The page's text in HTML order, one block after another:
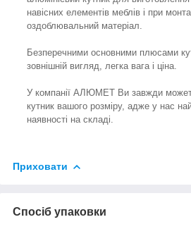
навісних елементів меблів і при
оздоблювальний матеріал.
Безперечними основними плюсами
зовнішній вигляд, легка вага і ціна.
У компанії АЛЮМЕТ Ви завжди
кутник вашого розміру, адже у нас
наявності на складі.
Приховати
Спосіб упаковки